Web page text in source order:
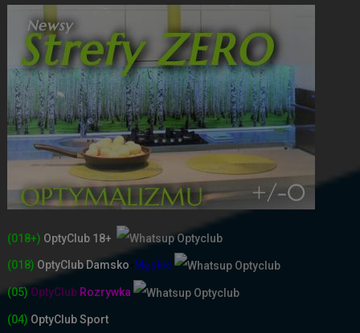
(018+) OptyClub 18+
(018) OptyClubDamsko Męskie
(05) OptyClub Rozrywka
(04) OptyClub Sport